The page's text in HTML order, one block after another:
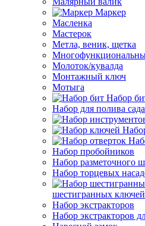
Маркер
Масленка
Мастерок
Метла, веник, щетка
Молоток/кувалда
Монтажный ключ
Мотыга
Набор
Набор для полива сада
Набор пробойников
Набор разметочного
Набор торцевых
шестигранных ключей
Набор экстракторов
Набор экстракторов